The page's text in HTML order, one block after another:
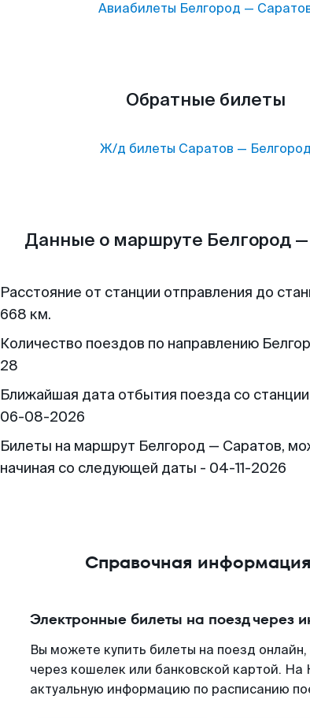
Авиабилеты Белгород —
Обратные билеты
Ж/д билеты Саратов — Белгород
Данные о маршруте Белгород
Расстояние от станции отправления до
668 км.
Количество поездов по направлению
28
Ближайшая дата отбытия поезда со
06-08-2026
Билеты на маршрут Белгород — Саратов,
начиная со следующей даты - 04-11-2026
Справочная информация
Электронные билеты на поезд через
Вы можете купить билеты на поезд
через кошелек или банковской картой. На
актуальную информацию по расписанию